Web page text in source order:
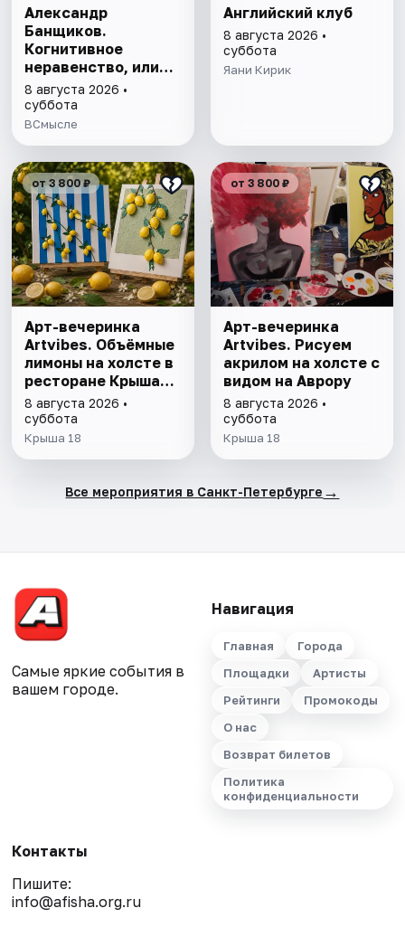
Александр
Банщиков.
Когнитивное
неравенство, или
почему умные
умнеют, а глупые
глупеют
8 августа 2026 •
суббота
ВСмысле
Английский клуб
8 августа 2026 •
суббота
Яани Кирик
от 3 800 ₽
Арт-вечеринка
Artvibes. Объёмные
лимоны на холсте в
ресторане Крыша
18
8 августа 2026 •
суббота
Крыша 18
от 3 800 ₽
Арт-вечеринка
Artvibes. Рисуем
акрилом на холсте с
видом на Аврору
8 августа 2026 •
суббота
Крыша 18
Все мероприятия в Санкт-Петербурге →
Самые яркие события в
вашем городе.
Навигация
Главная
Города
Площадки
Артисты
Рейтинги
Промокоды
О нас
Возврат билетов
Политика
конфиденциальности
Контакты
Пишите:
info@afisha.org.ru